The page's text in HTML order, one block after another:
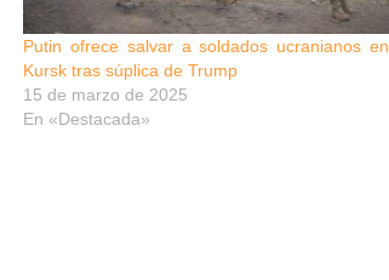
Putin ofrece salvar a soldados ucranianos en
Kursk tras súplica de Trump
15 de marzo de 2025
En «Destacada»